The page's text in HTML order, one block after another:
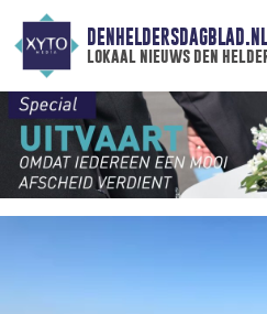
DENHELDERSDAGBLAD.NL
lokaal nieuws den